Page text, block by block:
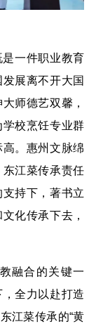
一件职业教育
展离不开大国
师德艺双馨，
校烹饪专业群
。惠州文脉绵
江菜传承责任
持下，著书立
化传承下去，
融合的关键一
全力以赴打造
江菜传承的“黄